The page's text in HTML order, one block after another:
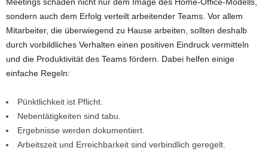
sondern auch dem Erfolg verteilt arbeitender Teams. Vor allem
Mitarbeiter, die überwiegend zu Hause arbeiten, sollten deshalb
durch vorbildliches Verhalten einen positiven Eindruck vermitteln
und die Produktivität des Teams fördern. Dabei helfen einige
einfache Regeln:
Pünktlichkeit ist Pflicht.
Nebentätigkeiten sind tabu.
Ergebnisse werden dokumentiert.
Arbeitszeit und Erreichbarkeit sind verbindlich geregelt.